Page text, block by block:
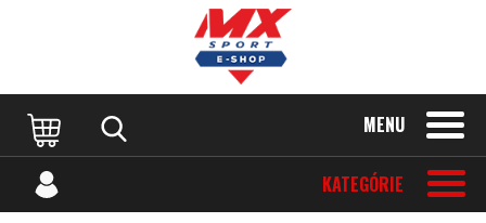
MENU
KATEGÓRIE